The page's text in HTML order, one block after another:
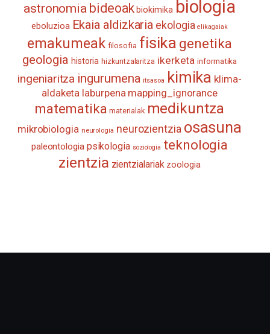
astronomia bideoak biokimika biologia
eboluzioa Ekaia aldizkaria ekologia elikagaiak
emakumeak filosofia fisika genetika
geologia historia hizkuntzalaritza ikerketa informatika
ingeniaritza ingurumena itsasoa kimika klima-
aldaketa laburpena mapping_ignorance
matematika materialak medikuntza
mikrobiologia neurologia neurozientzia osasuna
paleontologia psikologia soziologia teknologia
zientzia zientzialariak zoologia